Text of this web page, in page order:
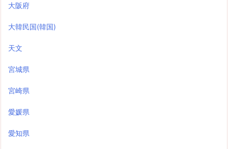
大阪府
大韓民国(韓国)
天文
宮城県
宮崎県
愛媛県
愛知県